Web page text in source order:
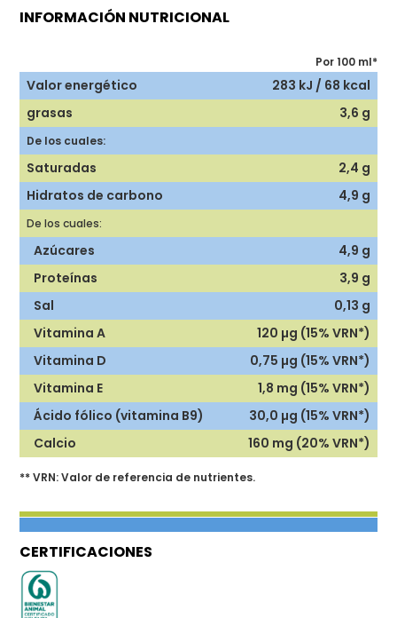
INFORMACIÓN NUTRICIONAL
Por 100 ml*
283 kJ / 68 kcal
3,6 g
De los cuales:
2,4 g
4,9 g
De los cuales:
4,9 g
3,9 g
0,13 g
120 µg (15% VRN*)
0,75 µg (15% VRN*)
1,8 mg (15% VRN*)
30,0 µg (15% VRN*)
160 mg (20% VRN*)
** VRN: Valor de referencia de nutrientes.
CERTIFICACIONES